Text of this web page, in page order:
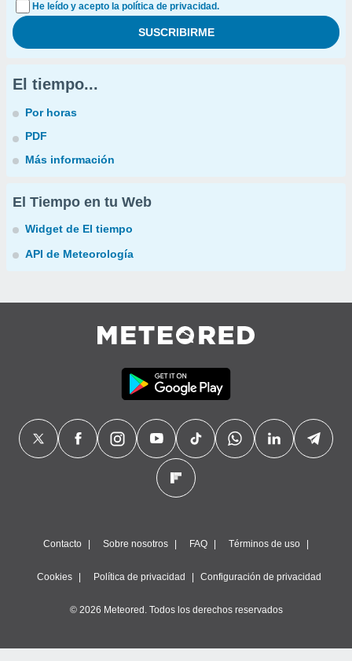
He leído y acepto la política de privacidad.
El tiempo...
Por horas
PDF
Más información
El Tiempo en tu Web
Widget de El tiempo
API de Meteorología
Contacto Sobre nosotros FAQ Términos de uso
Cookies Política de privacidad Configuración de privacidad
© 2026 Meteored. Todos los derechos reservados